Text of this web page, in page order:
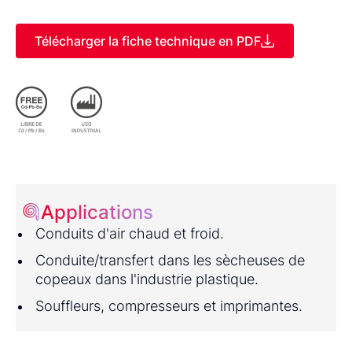
Télécharger la fiche technique en PDF
Applications
Conduits d'air chaud et froid.
Conduite/transfert dans les sècheuses de
copeaux dans l'industrie plastique.
Souffleurs, compresseurs et imprimantes.